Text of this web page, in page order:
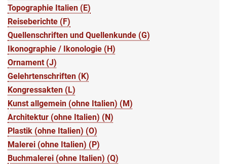
Topographie Italien (E)
Reiseberichte (F)
Quellenschriften und Quellenkunde (G)
Ikonographie / Ikonologie (H)
Ornament (J)
Gelehrtenschriften (K)
Kongressakten (L)
Kunst allgemein (ohne Italien) (M)
Architektur (ohne Italien) (N)
Plastik (ohne Italien) (O)
Malerei (ohne Italien) (P)
Buchmalerei (ohne Italien) (Q)